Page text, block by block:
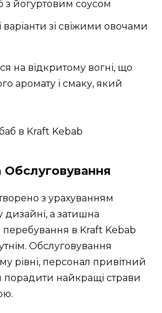
з йогуртовим соусом
варіанти зі свіжими овочами
на відкритому вогні, що
аромату і смаку, який
з урахуванням
дизайні, а затишна
в Kraft Kebab
Обслуговування
рівні, персонал привітний
порадити найкращі страви